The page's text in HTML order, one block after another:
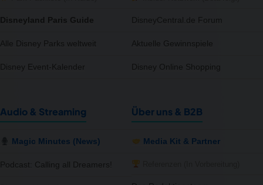
Disneyland Paris Guide
Alle Disney Parks weltweit
Disney Event-Kalender
DisneyCentral.de Forum
Aktuelle Gewinnspiele
Disney Online Shopping
Audio & Streaming
Magic Minutes (News)
Podcast: Calling all Dreamers!
Über uns & B2B
Media Kit & Partner